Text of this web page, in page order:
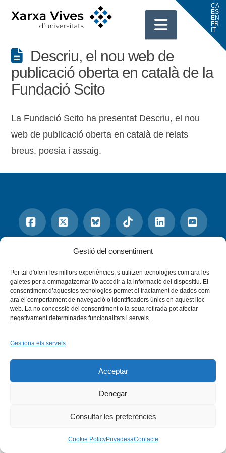
Gestió del consentiment
Per tal d'oferir les millors experiències, s’utilitzen tecnologies com ara les
galetes per a emmagatzemar i/o accedir a la informació del dispositiu. El
consentiment d’aquestes tecnologies permet el tractament de dades com
ara el comportament de navegació o identificadors únics en aquest lloc
web. La no concessió del consentiment o la seua retirada pot afectar
negativament determinades funcionalitats i serveis.
Gestiona els serveis
Acceptar
Denegar
Consultar les preferències
Cookie PolicyPrivadesaContacte
Descriu, el nou web de
publicació oberta en català de la
Fundació Scito
La Fundació Scito ha presentat Descriu, el nou
web de publicació oberta en català de relats
breus, poesia i assaig.
Facebook BlueskyTiktok
InstagramFlickr
INICI QUI SOM
PROGRAMES
DESENVOLUPAMENT SOSTENIBLE
TRANSPARÈNCIA
MAPA DEL WEB
AVÍS LEGAL PRIVADESA CONTACTE
Copyright © 2026 -Xarxa Vives d'Universitats